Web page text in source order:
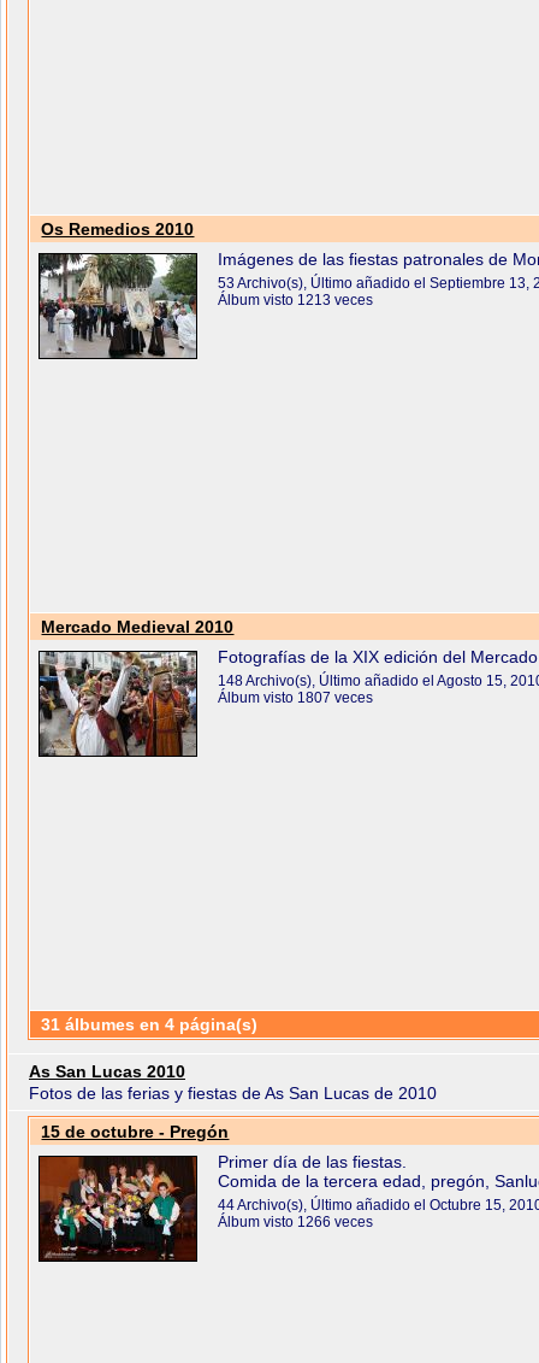
Os Remedios 2010
Imágenes de las fiestas patronales de
53 Archivo(s), Último añadido el Septiembre 13,
Álbum visto 1213 veces
Mercado Medieval 2010
Fotografías de la XIX edición del
148 Archivo(s), Último añadido el Agosto 15,
Álbum visto 1807 veces
31 álbumes en 4 página(s)
As San Lucas 2010
Fotos de las ferias y fiestas de As San Lucas de 2010
15 de octubre - Pregón
Primer día de las fiestas.
Comida de la tercera edad, pregón,
44 Archivo(s), Último añadido el Octubre 15,
Álbum visto 1266 veces